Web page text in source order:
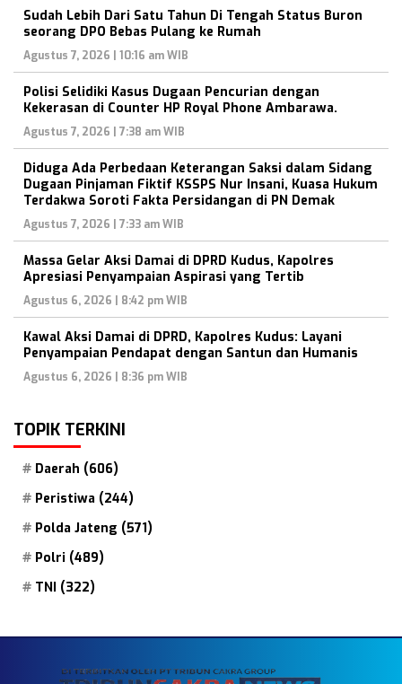
Sudah Lebih Dari Satu Tahun Di Tengah Status Buron
seorang DPO Bebas Pulang ke Rumah
Agustus 7, 2026 | 10:16 am WIB
Polisi Selidiki Kasus Dugaan Pencurian dengan
Kekerasan di Counter HP Royal Phone Ambarawa.
Agustus 7, 2026 | 7:38 am WIB
Diduga Ada Perbedaan Keterangan Saksi dalam Sidang
Dugaan Pinjaman Fiktif KSSPS Nur Insani, Kuasa Hukum
Terdakwa Soroti Fakta Persidangan di PN Demak
Agustus 7, 2026 | 7:33 am WIB
Massa Gelar Aksi Damai di DPRD Kudus, Kapolres
Apresiasi Penyampaian Aspirasi yang Tertib
Agustus 6, 2026 | 8:42 pm WIB
Kawal Aksi Damai di DPRD, Kapolres Kudus: Layani
Penyampaian Pendapat dengan Santun dan Humanis
Agustus 6, 2026 | 8:36 pm WIB
TOPIK TERKINI
Daerah (606)
Peristiwa (244)
Polda Jateng (571)
Polri (489)
TNI (322)